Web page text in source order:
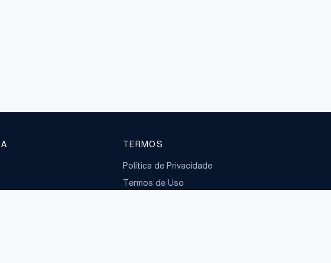
TERMOS
Política de Privacidade
Termos de Uso